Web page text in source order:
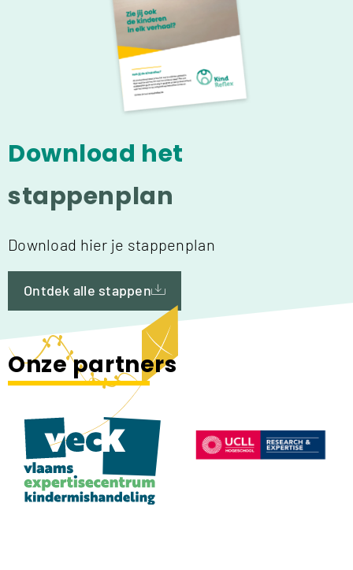
Download het
stappenplan
Download hier je stappenplan
Ontdek alle stappen
Onze partners